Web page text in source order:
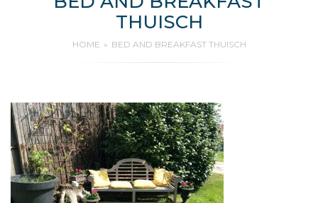
THUISCH
HOME BED AND BREAKFAST THUISCH